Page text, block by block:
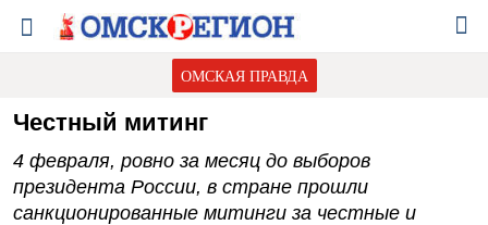
ОМСКАЯ ПРАВДА
Честный митинг
4 февраля, ровно за месяц до выборов
президента России, в стране прошли
санкционированные митинги за честные и